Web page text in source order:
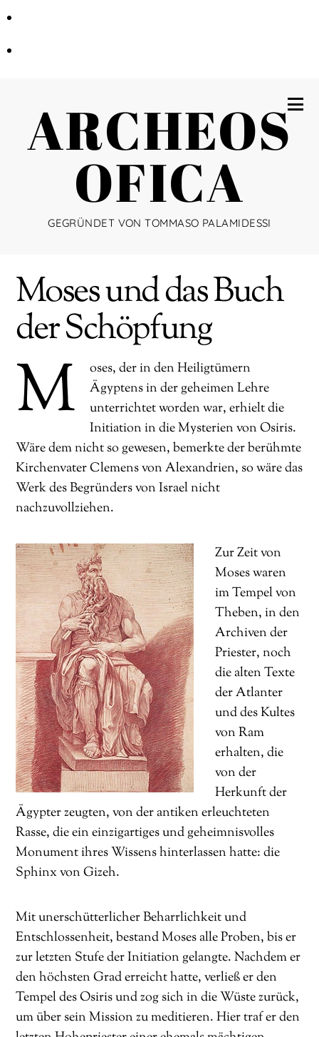
ARCHEOS
OFICA
GEGRÜNDET VON TOMMASO PALAMIDESSI
Moses und das Buch
der Schöpfung
M
oses, der in den Heiligtümern
Ägyptens in der geheimen Lehre
unterrichtet worden war, erhielt die
Initiation in die Mysterien von Osiris.
Wäre dem nicht so gewesen, bemerkte der berühmte
Kirchenvater Clemens von Alexandrien, so wäre das
Werk des Begründers von Israel nicht
nachzuvollziehen.
Zur Zeit von
Moses waren
im Tempel von
Theben, in den
Archiven der
Priester, noch
die alten Texte
der Atlanter
und des Kultes
von Ram
erhalten, die
von der
Herkunft der
Ägypter zeugten, von der antiken erleuchteten
Rasse, die ein einzigartiges und geheimnisvolles
Monument ihres Wissens hinterlassen hatte: die
Sphinx von Gizeh.
Mit unerschütterlicher Beharrlichkeit und
Entschlossenheit, bestand Moses alle Proben, bis er
zur letzten Stufe der Initiation gelangte. Nachdem er
den höchsten Grad erreicht hatte, verließ er den
Tempel des Osiris und zog sich in die Wüste zurück,
um über sein Mission zu meditieren. Hier traf er den